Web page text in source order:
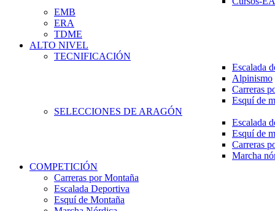
EMB
ERA
TDME
ALTO NIVEL
TECNIFICACIÓN
Escalada
Alpinismo
Carreras
Esquí de
SELECCIONES DE ARAGÓN
Escalada
Esquí de
Carreras
Marcha
COMPETICIÓN
Carreras por Montaña
Escalada Deportiva
Esquí de Montaña